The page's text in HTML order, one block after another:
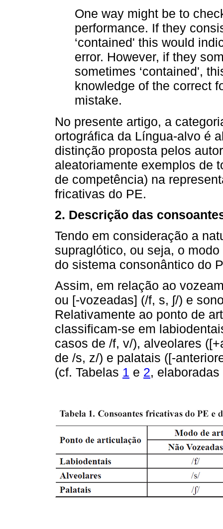
One way might be to
performance. If they
‘contained' this would
error. However, if they
sometimes ‘contained',
knowledge of the correct
mistake.
No presente artigo, a
ortográfica da Língua-alvo é
distinção proposta pelos
aleatoriamente exemplos de
de competência) na
fricativas do PE.
2. Descrição das
Tendo em consideração a
supraglótico, ou seja, o
do sistema consonântico do
Assim, em relação ao
ou [-vozeadas] (/f, s, ʃ/) e
Relativamente ao ponto de
classificam-se em
casos de /f, v/), alveolares
de /s, z/) e palatais ([-
(cf. Tabelas 1 e 2,